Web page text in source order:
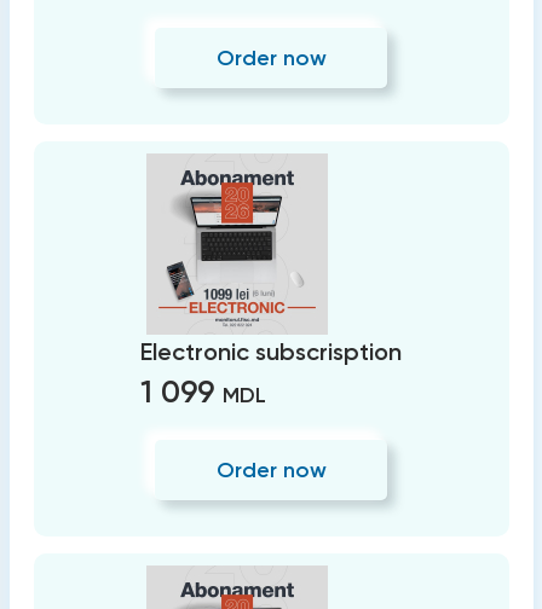
Order now
Electronic subscrisption
1 099 MDL
Order now